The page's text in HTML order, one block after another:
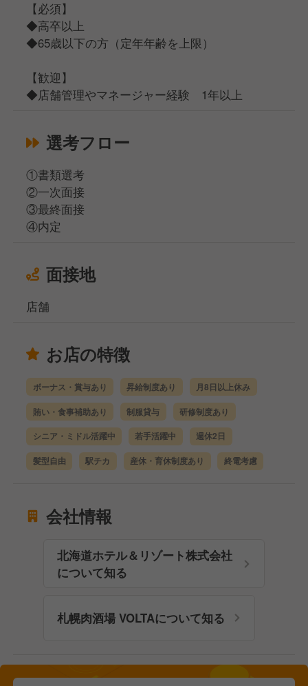
【必須】
◆高卒以上
◆65歳以下の方（定年年齢を上限）
【歓迎】
◆店舗管理やマネージャー経験 1年以上
選考フロー
①書類選考
②一次面接
③最終面接
④内定
面接地
店舗
お店の特徴
ボーナス・賞与あり 昇給制度あり 月8日以上休み
賄い・食事補助あり 制服貸与 研修制度あり
シニア・ミドル活躍中 若手活躍中 週休2日
髪型自由 駅チカ 産休・育休制度あり 終電考慮
会社情報
北海道ホテル＆リゾート株式会社
について知る
札幌肉酒場 VOLTAについて知る